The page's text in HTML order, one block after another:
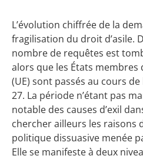
L’évolution chiffrée de la
fragilisation du droit d’asile.
nombre de requêtes est
alors que les États membres
(UE) sont passés au cours
27. La période n’étant pas
notable des causes d’exil
chercher ailleurs les raisons
politique dissuasive menée
Elle se manifeste à deux